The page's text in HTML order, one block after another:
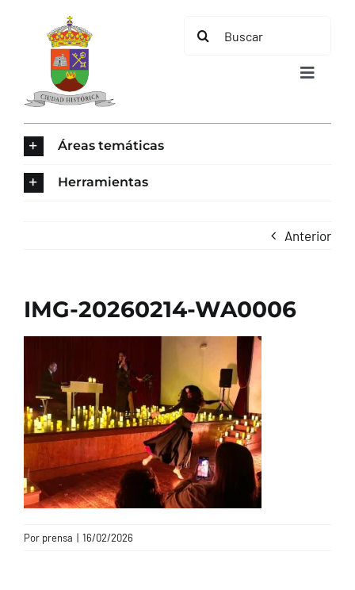
contenido
Buscar:
Toggle
CONTACTO
Áreas temáticas
Herramientas
Anterior
IMG-20260214-WA0006
Por prensa | 16/02/2026